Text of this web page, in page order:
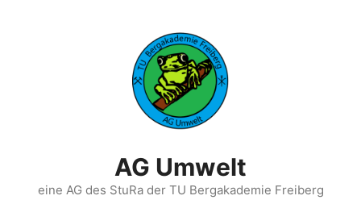
AG Umwelt
eine AG des StuRa der TU Bergakademie Freiberg